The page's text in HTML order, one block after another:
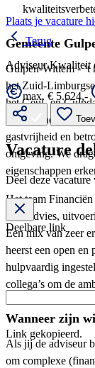
Gemeente
Gulpen-Wittem - ‘t
het Zuid-
het Geul- en
sterrenlandschap.
gastvrijheid en
omgeving. We
eigenschappen
Het team
over advies,
Een mix van zeer
heerst een open en
hulpvaardig
collega’s om de
Wanneer zijn
Als jij de adviseur
om complexe
Plaats je vacature
Terug
Adviseur Kwaliteit
max. € 5.624,-
Vacature
Deel deze
Deelbare link
Link gekopieerd.